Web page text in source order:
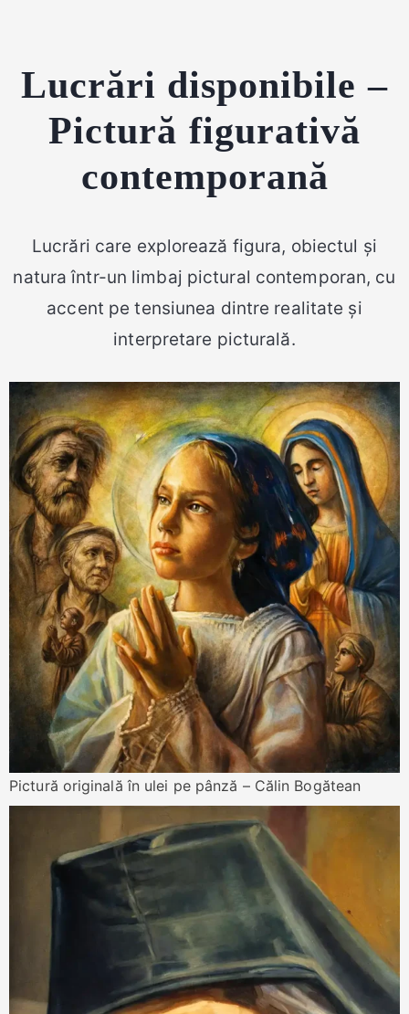
Lucrări disponibile –
Pictură figurativă
contemporană
Lucrări care explorează figura, obiectul și
natura într-un limbaj pictural contemporan, cu
accent pe tensiunea dintre realitate și
interpretare picturală.
Pictură originală în ulei pe pânză – Călin Bogătean